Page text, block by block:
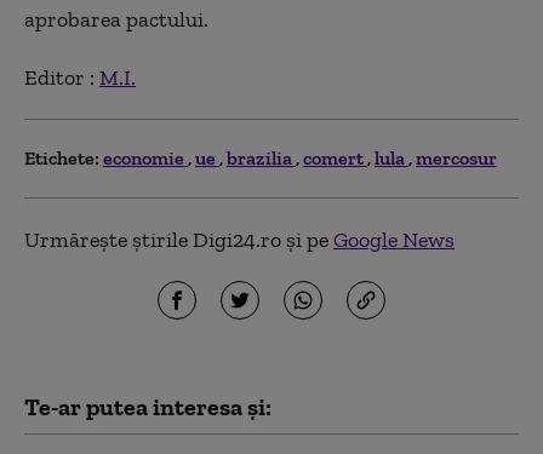
aprobarea pactului.
Editor : M.I.
Etichete: economie ue brazilia comert lula mercosur
Urmărește știrile Digi24.ro și peGoogle News
Te-ar putea interesa și: